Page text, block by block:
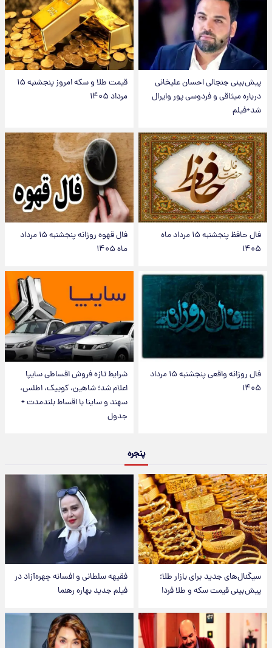
پیش‌بینی جنجالی احسان علیخانی
درباره میثاقی و فردوسی پور وایرال
شد+فیلم
قیمت طلا و سکه امروز پنجشنبه ۱۵
مرداد ۱۴۰۵
فال حافظ پنجشنبه ۱۵ مرداد ماه
۱۴۰۵
فال قهوه روزانه پنجشنبه ۱۵ مرداد
ماه ۱۴۰۵
فال روزانه واقعی پنجشنبه ۱۵ مرداد
۱۴۰۵
شرایط تازه فروش اقساطی سایپا
اعلام شد؛ شاهین، کوییک، اطلس،
سهند و ساینا با اقساط بلندمدت +
جدول
پنجره
سیگنال‌های جدید برای بازار طلا؛
پیش‌بینی قیمت سکه و طلا فردا
فقیهه سلطانی و افسانه چهره‌آزاد در
فیلم جدید بهاره رهنما